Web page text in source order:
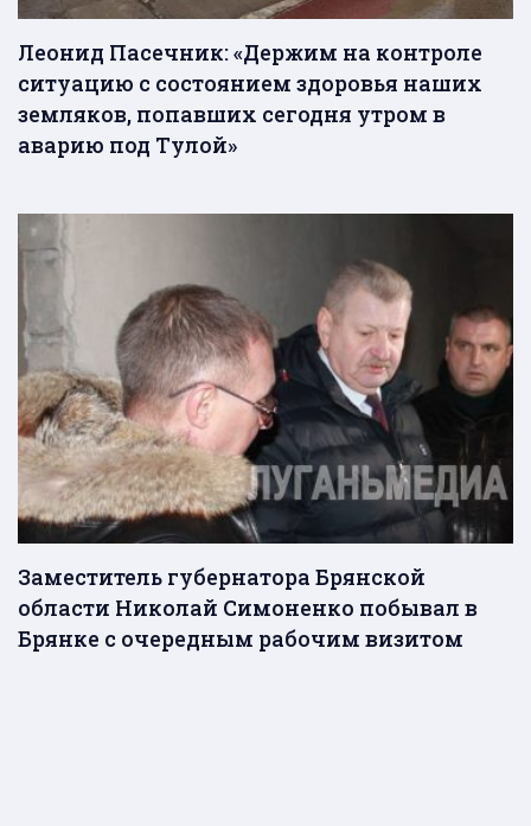
Леонид Пасечник: «Держим на контроле
ситуацию с состоянием здоровья наших
земляков, попавших сегодня утром в
аварию под Тулой»
Заместитель губернатора Брянской
области Николай Симоненко побывал в
Брянке с очередным рабочим визитом